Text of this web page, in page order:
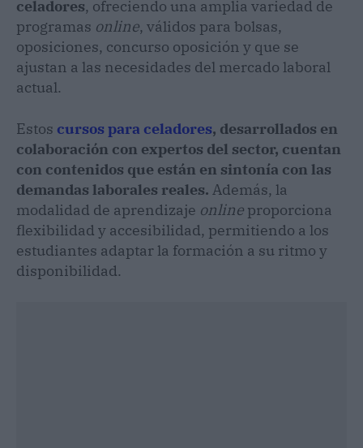
celadores, ofreciendo una amplia variedad de
programas online, válidos para bolsas,
oposiciones, concurso oposición y que se
ajustan a las necesidades del mercado laboral
actual.
Estos cursos para celadores, desarrollados en
colaboración con expertos del sector, cuentan
con contenidos que están en sintonía con las
demandas laborales reales. Además, la
modalidad de aprendizaje online proporciona
flexibilidad y accesibilidad, permitiendo a los
estudiantes adaptar la formación a su ritmo y
disponibilidad.